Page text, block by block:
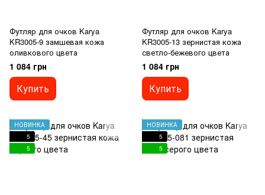
Футляр для очков Karya
KR3005-9 замшевая кожа
оливкового цвета
1 084 грн
Купить
Футляр для очков Karya
KR3005-13 зернистая кожа
светло-бежевого цвета
1 084 грн
Купить
НОВИНКА
5
5
НОВИНКА
5
5